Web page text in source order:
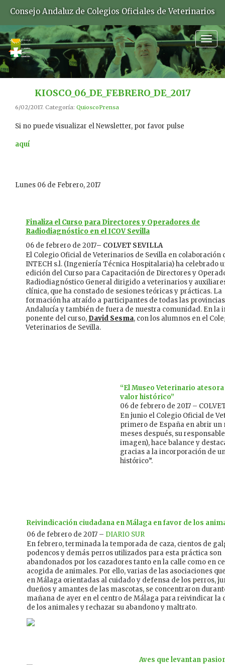
Consejo Andaluz de Colegios Oficiales de Veterinarios
KIOSCO_06_DE_FEBRERO_DE_2017
6/02/2017. Categoría: QuioscoPrensa
Si no puede visualizar el Newsletter, por favor pulse
aquí
Lunes 06 de Febrero, 2017
Finaliza el Curso para Directores y Operadores de
Radiodiagnóstico en el ICOV Sevilla
06 de febrero de 2017– COLVET SEVILLA
El Colegio Oficial de Veterinarios de Sevilla en colaboración
INTECH s.l. (Ingeniería Técnica Hospitalaria) ha celebrado
edición del Curso para Capacitación de Directores y
Radiodiagnóstico General dirigido a veterinarios y
clínica, que ha constado de sesiones teóricas y prácticas. La
formación ha atraído a participantes de todas las
Andalucía y también de fuera de nuestra comunidad. En la
ponente del curso, David Sesma, con los alumnos en el
Veterinarios de Sevilla.
“El Museo Veterinario
valor histórico”
06 de febrero de 2017 –
En junio el Colegio Oficial de
primero de España en abrir un
meses después, su
imagen), hace balance y
gracias a la incorporación de
histórico”.
Reivindicación ciudadana en Málaga en favor de los
06 de febrero de 2017 – DIARIO SUR
En febrero, terminada la temporada de caza, cientos de
podencos y demás perros utilizados para esta práctica son
abandonados por los cazadores tanto en la calle como en
acogida de animales. Por ello, varias de las asociaciones
en Málaga orientadas al cuidado y defensa de los perros,
dueños y amantes de las mascotas, se concentraron
mañana de ayer en el centro de Málaga para reivindicar la
de los animales y rechazar su abandono y maltrato.
Aves que levantan